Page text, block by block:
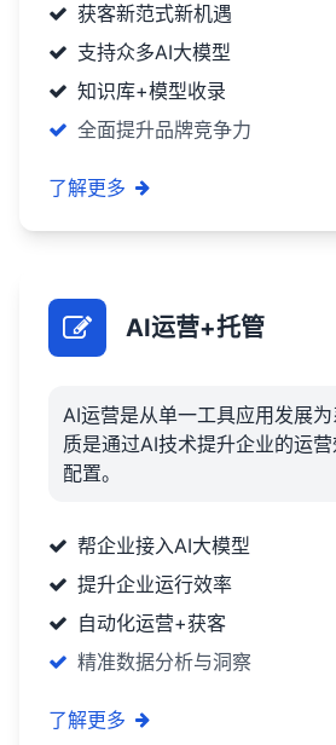
获客新范式新机遇
支持众多AI大模型
知识库+模型收录
全面提升品牌竞争力
了解更多
AI运营+托管
AI运营是从单一工具应用发展
质是通过AI技术提升企业的运
配置。
帮企业接入AI大模型
提升企业运行效率
自动化运营+获客
精准数据分析与洞察
了解更多